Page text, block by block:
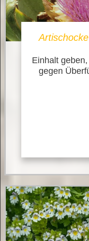
Einhalt
gegen